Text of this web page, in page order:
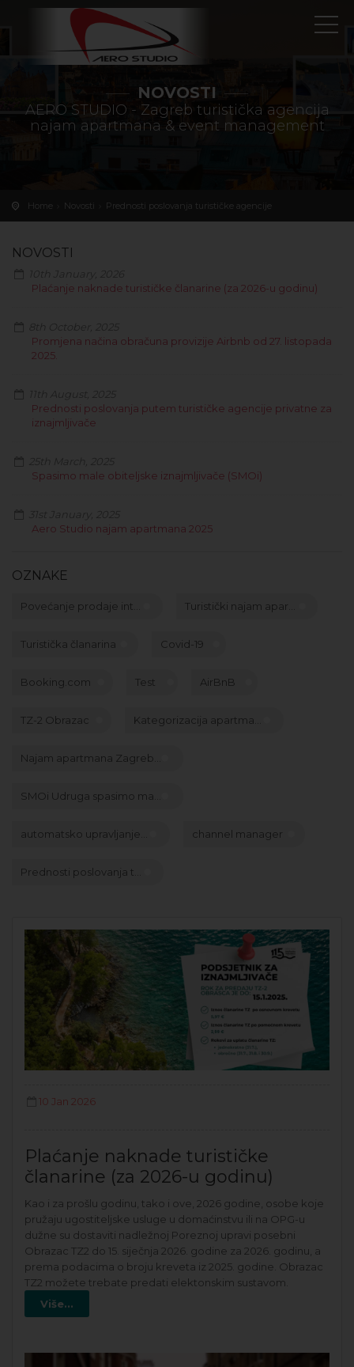
NOVOSTI
AERO STUDIO - Zagreb turistička agencija
najam apartmana & event management
Home Novosti Prednosti poslovanja turističke agencije
NOVOSTI
Plaćanje naknade turističke članarine (za 2026-u godinu)
Promjena načina obračuna provizije Airbnb od 27. listopada
2025.
Prednosti poslovanja putem turističke agencije privatne za
iznajmljivače
Spasimo male obiteljske iznajmljivače (SMOi)
Aero Studio najam apartmana 2025
OZNAKE
Povećanje prodaje int... Turistički najam apar...
Turistička članarina Covid-19
Booking.com Test AirBnB
TZ-2 Obrazac Kategorizacija apartma...
Najam apartmana Zagreb...
SMOi Udruga spasimo ma...
automatsko upravljanje... channel manager
Prednosti poslovanja t...
10 Jan 2026
Plaćanje naknade turističke
članarine (za 2026-u godinu)
Kao i za prošlu godinu, tako i ove, 2026 godine, osobe koje
pružaju ugostiteljske usluge u domaćinstvu ili na OPG-u
dužne su dostaviti nadležnoj Poreznoj upravi posebni
Obrazac TZ2 do 15. siječnja 2026. godine za 2026. godinu, a
prema podacima o broju kreveta iz 2025. godine. Obrazac
TZ2 možete trebate predati elektonskim sustavom.
Više...